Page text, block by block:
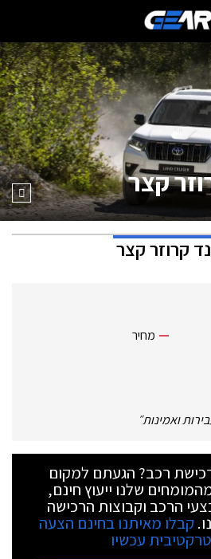
קצר
קרוזר קצר
מחיר
ואמינות״
רכב? הגעתם למקום
שלנו ייעוץ חינם,
הרכב וקבוצות הרכישה
קבלו מאיתנו בחינם הצעה
עכשיו